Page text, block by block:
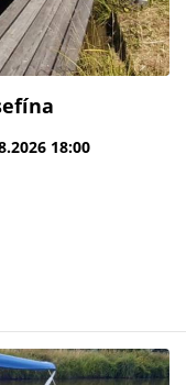
18:00